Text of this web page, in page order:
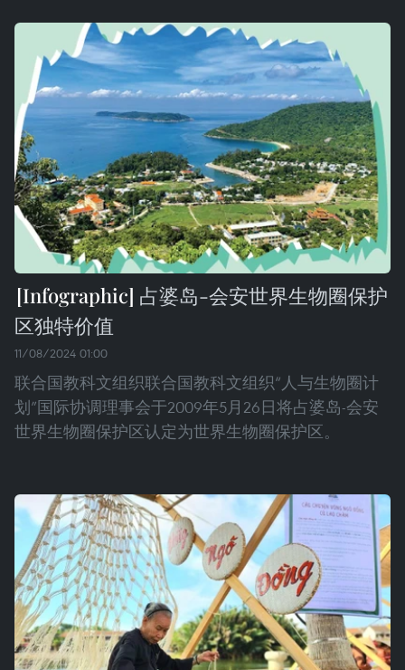
占婆岛-会安世界生物圈保护
区独特价值
11/08/2024 01:00
联合国教科文组织联合国教科文组织“人与生物圈计
划”国际协调理事会于2009年5月26日将占婆岛-会安
世界生物圈保护区认定为世界生物圈保护区。